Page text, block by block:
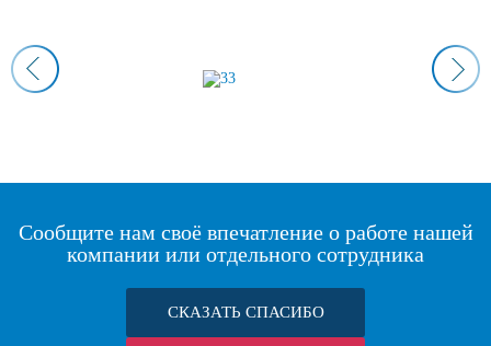
Сообщите нам своё впечатление о работе нашей
компании или отдельного сотрудника
СКАЗАТЬ СПАСИБО